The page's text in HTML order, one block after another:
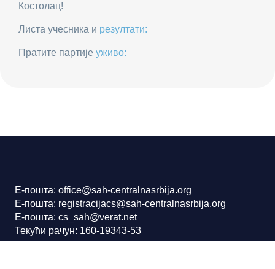
Костолац!
Листа учесника и резултати:
Пратите партије уживо:
Е-пошта: office@sah-centralnasrbija.org
Е-пошта: registracijacs@sah-centralnasrbija.org
Е-пошта: cs_sah@verat.net
Текући рачун: 160-19343-53